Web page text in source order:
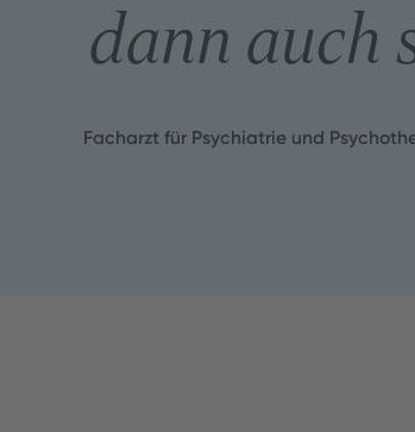
dann auch
Facharzt für Psychiatrie und